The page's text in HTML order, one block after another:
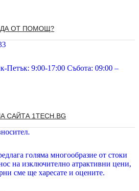
ОТ ПОМОЩ?
Петък: 9:00-17:00 Събота: 09:00 –
1TECH.BG
голяма многообразие от стоки
на изключително атрактивни цени,
сме ще харесате и оцените.